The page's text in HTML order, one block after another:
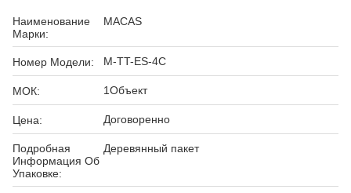
Наименование
Марки:
MACAS
Номер Модели: M-TT-ES-4C
МОК: 1Объект
Цена: Договоренно
Подробная
Информация Об
Упаковке:
Деревянный пакет